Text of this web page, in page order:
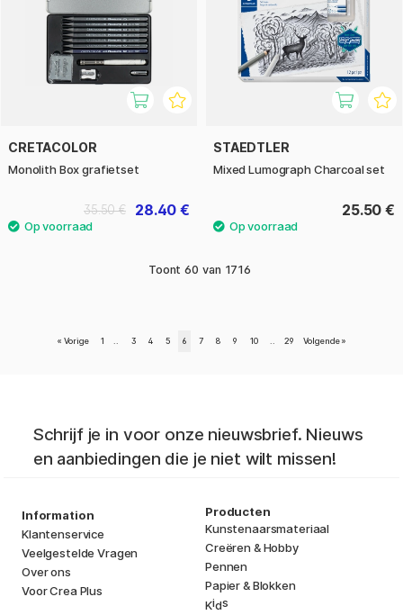
CRETACOLOR
Monolith Box grafietset
28.40 €
35.50 €
STAEDTLER
Mixed Lumograph Charcoal set
25.50 €
Toont 60 van 1716
« Vorige 1 3 4 5 6 7 8 9 10 29 Volgende »
Schrijf je in voor onze nieuwsbrief. Nieuws
en aanbiedingen die je niet wilt missen!
Information
Klantenservice
Veelgestelde Vragen
Over ons
Voor Crea Plus
Producten
Kunstenaarsmateriaal
Creëren & Hobby
Pennen
Papier & Blokken
Kids